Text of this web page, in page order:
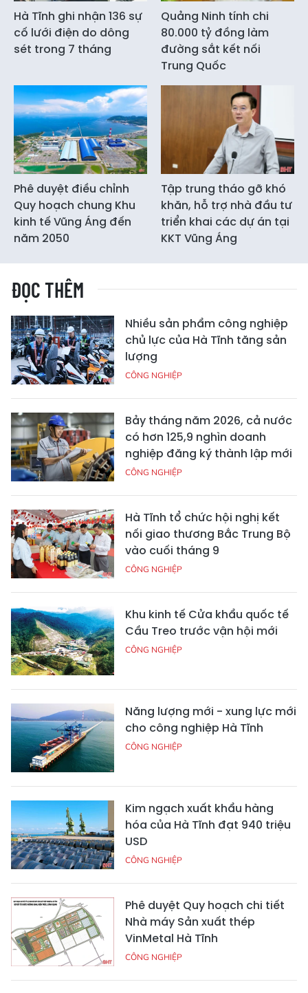
Hà Tĩnh ghi nhận 136 sự
cố lưới điện do dông
sét trong 7 tháng
Quảng Ninh tính chi
80.000 tỷ đồng làm
đường sắt kết nối
Trung Quốc
Phê duyệt điều chỉnh
Quy hoạch chung Khu
kinh tế Vũng Áng đến
năm 2050
Tập trung tháo gỡ khó
khăn, hỗ trợ nhà đầu tư
triển khai các dự án tại
KKT Vũng Áng
ĐỌC THÊM
Nhiều sản phẩm công nghiệp
chủ lực của Hà Tĩnh tăng sản
lượng
CÔNG NGHIỆP
Bảy tháng năm 2026, cả nước
có hơn 125,9 nghìn doanh
nghiệp đăng ký thành lập mới
CÔNG NGHIỆP
Hà Tĩnh tổ chức hội nghị kết
nối giao thương Bắc Trung Bộ
vào cuối tháng 9
CÔNG NGHIỆP
Khu kinh tế Cửa khẩu quốc tế
Cầu Treo trước vận hội mới
CÔNG NGHIỆP
Năng lượng mới - xung lực mới
cho công nghiệp Hà Tĩnh
CÔNG NGHIỆP
Kim ngạch xuất khẩu hàng
hóa của Hà Tĩnh đạt 940 triệu
USD
CÔNG NGHIỆP
Phê duyệt Quy hoạch chi tiết
Nhà máy Sản xuất thép
VinMetal Hà Tĩnh
CÔNG NGHIỆP